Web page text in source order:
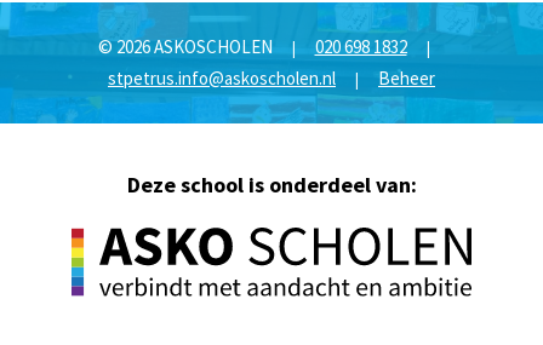
© 2026 ASKOSCHOLEN | 020 698 1832 |
stpetrus.info@askoscholen.nl | Beheer
Deze school is onderdeel van: